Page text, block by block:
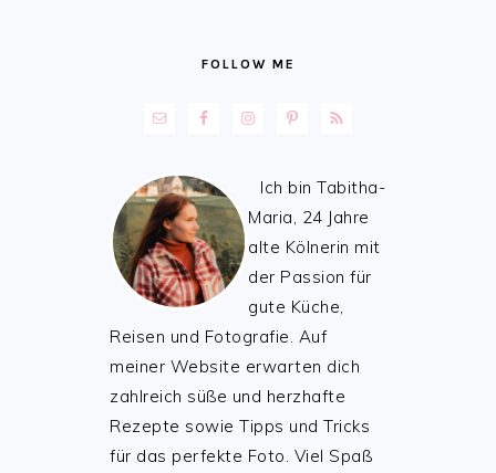
FOLLOW ME
Ich bin Tabitha-
Maria, 24 Jahre
alte Kölnerin mit
der Passion für
gute Küche,
Reisen und Fotografie. Auf
meiner Website erwarten dich
zahlreich süße und herzhafte
Rezepte sowie Tipps und Tricks
für das perfekte Foto. Viel Spaß